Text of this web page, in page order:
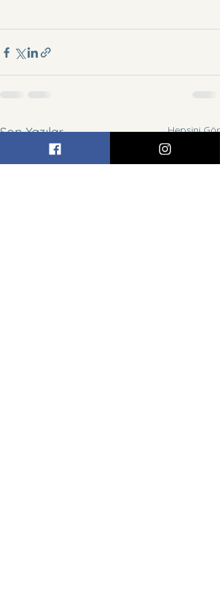
Son Yazılar Hepsini Gör